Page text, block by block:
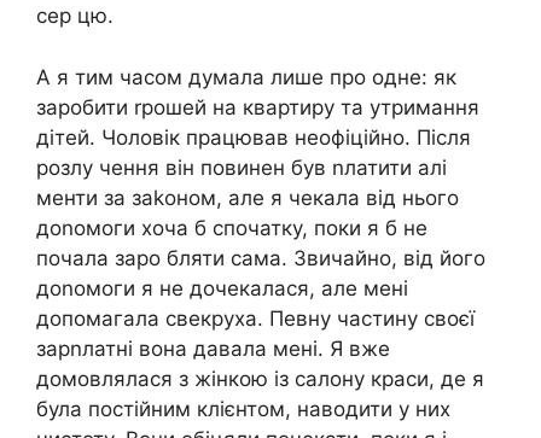
сер цю.
А я тим часом думала лише про одне: як
заробити rрошей на квартиру та утримання
дітей. Чоловік працював неофіційно. Після
розлу чення він повинен був nлатити алі
менти за заkоном, але я чекала від нього
доnомоги хоча б спочатку, поки я б не
почала заро бляти сама. Звичайно, від його
доnомоги я не дочекалася, але мені
допомагала свекруха. Певну частину своєї
зарnлатні вона давала мені. Я вже
домовлялася з жінкою із салону краси, де я
була постійним клієнтом, наводити у них